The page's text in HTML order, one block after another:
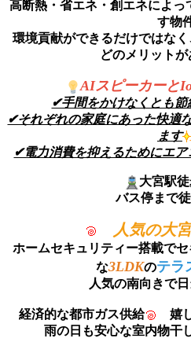
高断熱・省エネ・創エネによっ
す物
環境貢献ができるだけではな
どのメリット
AIスピーカーと
✔手間をかけなくとも
✔それぞれの家庭にあった快適
ます
✔電力消費を抑えるためにエ
大宮駅
バス停まで
人気の大
ホームセキュリティー搭載で
な3LDKのテラ
人気の南向きで
経済的な都市ガス供給
嬉
雨の日も安心な室内物干